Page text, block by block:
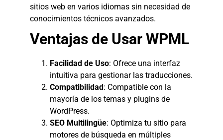
sitios web en varios idiomas sin necesidad de
conocimientos técnicos avanzados.
Ventajas de Usar WPML
Facilidad de Uso: Ofrece una interfaz
intuitiva para gestionar las traducciones.
Compatibilidad: Compatible con la
mayoría de los temas y plugins de
WordPress.
SEO Multilingüe: Optimiza tu sitio para
motores de búsqueda en múltiples